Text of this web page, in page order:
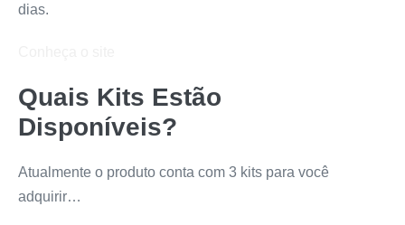
dias.
Quais Kits Estão
Disponíveis?
Atualmente o produto conta com 3 kits para você
adquirir…